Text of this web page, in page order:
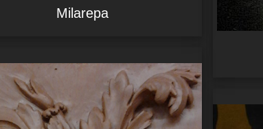
Milarepa